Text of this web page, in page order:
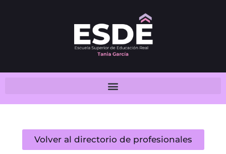
Volver al directorio de profesionales